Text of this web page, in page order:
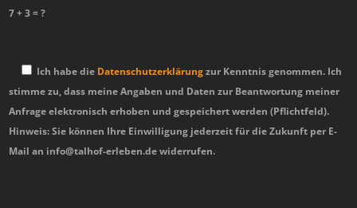
7 + 3 = ?
Ich habe die Datenschutzerklärungzur Kenntnis genommen. Ich
stimme zu, dass meine Angaben und Daten zur Beantwortung meiner
Anfrage elektronisch erhoben und gespeichert werden (Pflichtfeld).
Hinweis: Sie können Ihre Einwilligung jederzeit für die Zukunft per E-
Mail an info@talhof-erleben.de widerrufen.